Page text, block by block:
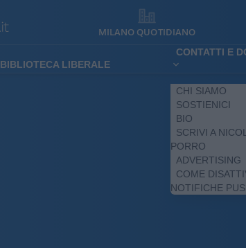
MILANO QUOTIDIANO
BIBLIOTECA LIBERALE
CONTATTI E
CHI SIAMO
SOSTIENICI
BIO
SCRIVI A
PORRO
ADVERTISING
COME
NOTIFICHE